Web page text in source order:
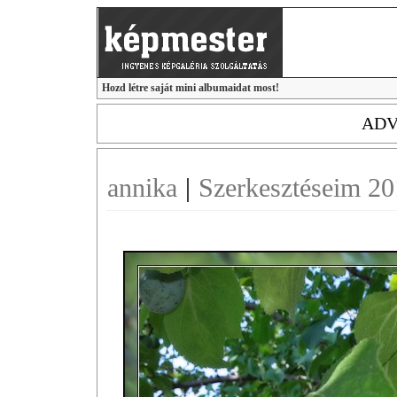
Hozd létre saját mini albumaidat most!
annika | Szerkesztéseim